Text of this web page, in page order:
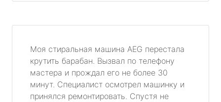
Моя стиральная машина AEG перестала
крутить барабан. Вызвал по телефону
мастера и прождал его не более 30
минут. Специалист осмотрел машинку и
принялся ремонтировать. Спустя не